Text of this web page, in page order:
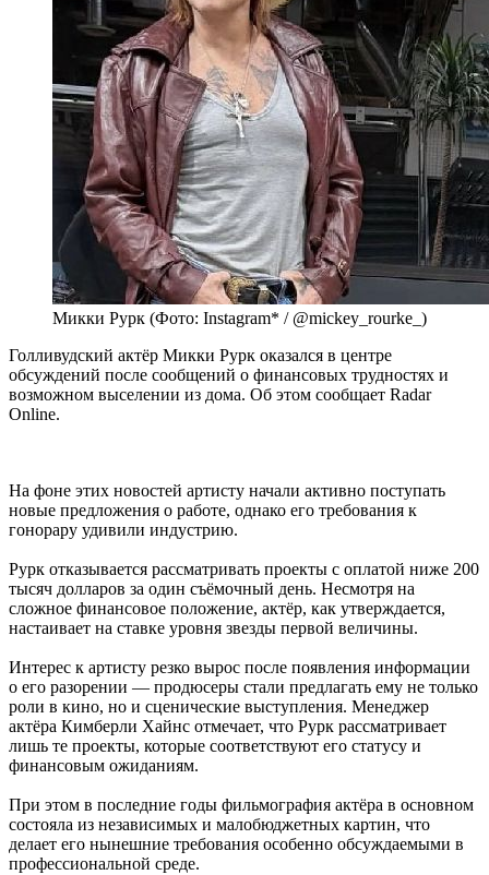
Микки Рурк (Фото: Instagram* / @mickey_rourke_)
Голливудский актёр Микки Рурк оказался в центре
обсуждений после сообщений о финансовых трудностях и
возможном выселении из дома. Об этом сообщает Radar
Online.
На фоне этих новостей артисту начали активно поступать
новые предложения о работе, однако его требования к
гонорару удивили индустрию.
Рурк отказывается рассматривать проекты с оплатой ниже 200
тысяч долларов за один съёмочный день. Несмотря на
сложное финансовое положение, актёр, как утверждается,
настаивает на ставке уровня звезды первой величины.
Интерес к артисту резко вырос после появления информации
о его разорении — продюсеры стали предлагать ему не только
роли в кино, но и сценические выступления. Менеджер
актёра Кимберли Хайнс отмечает, что Рурк рассматривает
лишь те проекты, которые соответствуют его статусу и
финансовым ожиданиям.
При этом в последние годы фильмография актёра в основном
состояла из независимых и малобюджетных картин, что
делает его нынешние требования особенно обсуждаемыми в
профессиональной среде.